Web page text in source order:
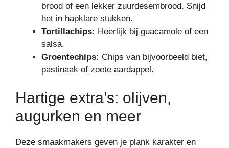
brood of een lekker zuurdesembrood. Snijd
het in hapklare stukken.
Tortillachips: Heerlijk bij guacamole of een
salsa.
Groentechips: Chips van bijvoorbeeld biet,
pastinaak of zoete aardappel.
Hartige extra’s: olijven,
augurken en meer
Deze smaakmakers geven je plank karakter en